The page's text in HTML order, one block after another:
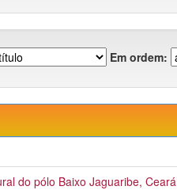
Em ordem:
do pólo Baixo Jaguaribe, Ceará